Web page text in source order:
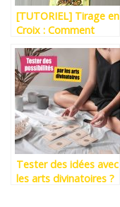
[TUTORIEL] Tirage en
Croix : Comment
Question ?
Tester des idées avec
les arts divinatoires ?